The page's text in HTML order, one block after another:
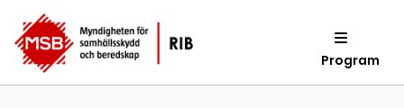
Program